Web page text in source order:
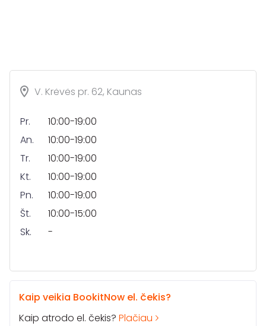
V. Krėvės pr. 62, Kaunas
Pr.
10:00-19:00
An.
10:00-19:00
Tr.
10:00-19:00
Kt.
10:00-19:00
Pn.
10:00-19:00
Št.
10:00-15:00
Sk.
-
Kaip veikia BookitNow el. čekis?
Kaip atrodo el. čekis? Plačiau